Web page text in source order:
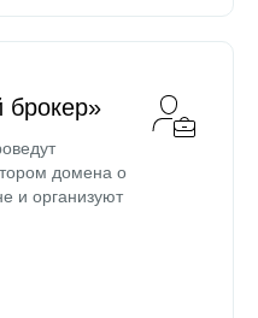
брокер»
домена о
и организуют